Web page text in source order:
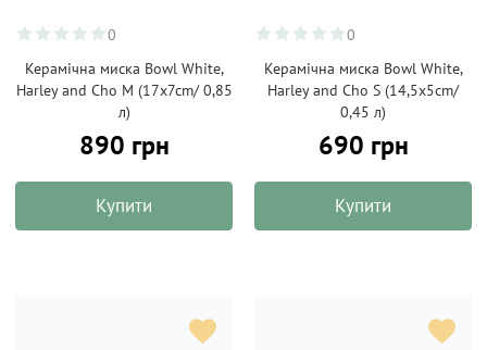
0
Керамічна миска Bowl White,
Harley and Cho M (17x7cm/ 0,85
л)
890 грн
Купити
0
Керамічна миска Bowl White,
Harley and Cho S (14,5x5cm/
0,45 л)
690 грн
Купити